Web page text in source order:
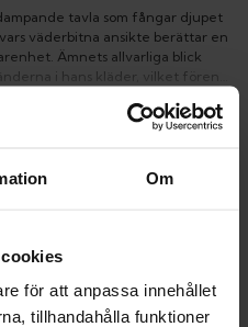
Om
för att anpassa innehållet
tillhandahålla funktioner
tavla som fångar djupet
väderbitna ansikte berättar en
Ämnets allvarliga blick
i hans kläder, vilket förenar
vilket gör detta verk till en
och livets färgrika lager.